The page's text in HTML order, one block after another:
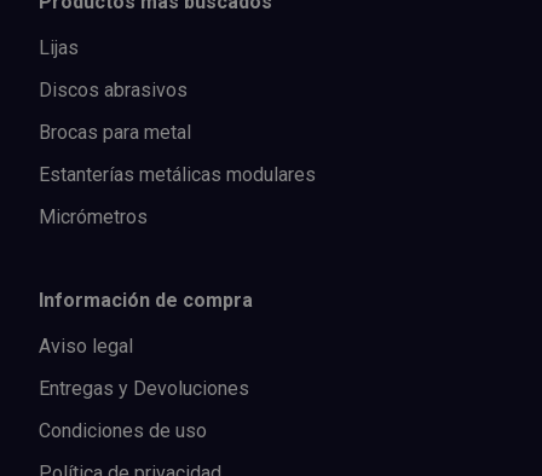
Lijas
Discos abrasivos
Brocas para metal
Estanterías metálicas modulares
Micrómetros
Información de compra
Aviso legal
Entregas y Devoluciones
Condiciones de uso